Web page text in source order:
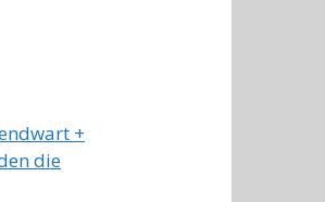
+
die